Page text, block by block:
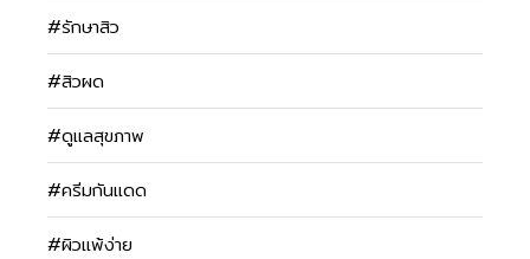
#รักษาสิว
#สิวผด
#ดูแลสุขภาพ
#ครีมกันแดด
#ผิวแพ้ง่าย